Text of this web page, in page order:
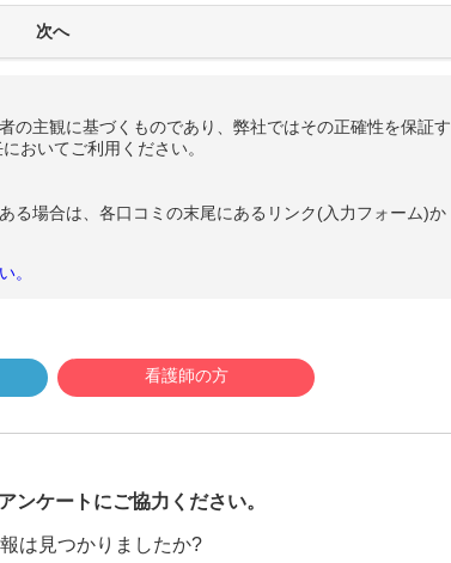
の主観に基づくものであり、弊社ではその正確性を保証す
おいてご利用ください。
る場合は、各口コミの末尾にあるリンク(入力フォーム)か
。
看護師の方
ンケートにご協力ください。
は見つかりましたか?